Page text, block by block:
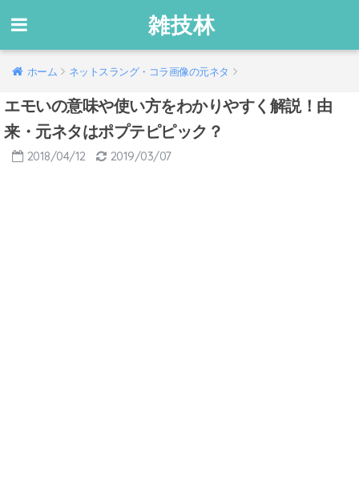
雑技林
ホーム ネットスラング・コラ画像の元ネタ
エモいの意味や使い方をわかりやすく解説！由
来・元ネタはポプテピピック？
2018/04/12 2019/03/07